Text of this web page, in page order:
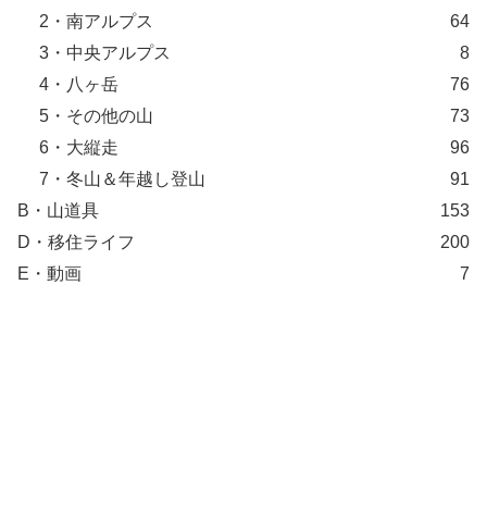
2・南アルプス
64
3・中央アルプス
8
4・八ヶ岳
76
5・その他の山
73
6・大縦走
96
7・冬山＆年越し登山
91
B・山道具
153
D・移住ライフ
200
E・動画
7